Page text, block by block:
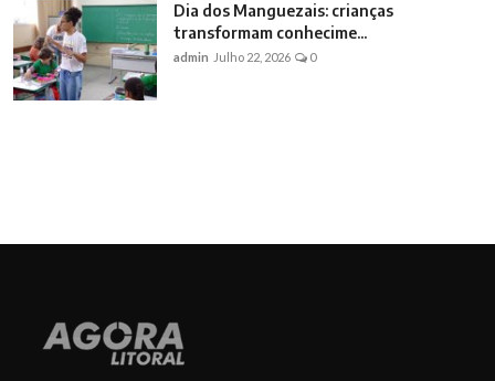
Dia dos Manguezais: crianças
transformam conhecime...
admin Julho 22, 2026 0